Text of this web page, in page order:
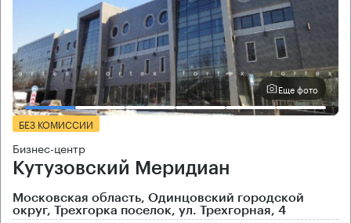
Еще фото
БЕЗ КОМИССИИ
Бизнес-центр
Кутузовский Меридиан
Московская область, Одинцовский городской
округ, Трехгорка поселок, ул. Трехгорная, 4